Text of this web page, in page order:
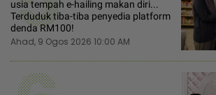
usia tempah e-hailing makan diri...
Terduduk tiba-tiba penyedia platform
denda RM100!
Ahad, 9 Ogos 2026 10:00 AM